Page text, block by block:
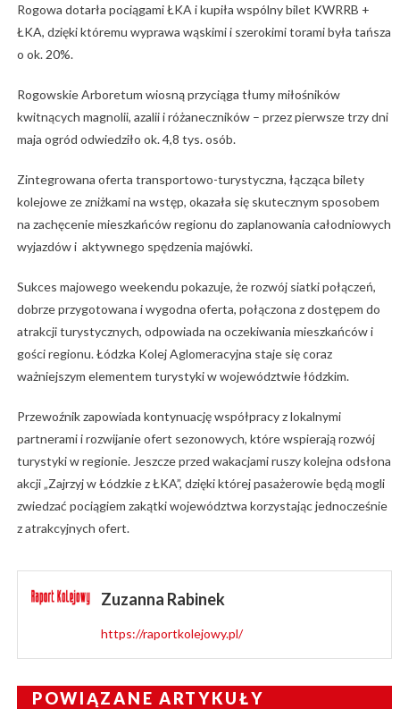
Rogowa dotarła pociągami ŁKA i kupiła wspólny bilet KWRRB +
ŁKA, dzięki któremu wyprawa wąskimi i szerokimi torami była tańsza
o ok. 20%.
Rogowskie Arboretum wiosną przyciąga tłumy miłośników
kwitnących magnolii, azalii i różaneczników – przez pierwsze trzy dni
maja ogród odwiedziło ok. 4,8 tys. osób.
Zintegrowana oferta transportowo-turystyczna, łącząca bilety
kolejowe ze zniżkami na wstęp, okazała się skutecznym sposobem
na zachęcenie mieszkańców regionu do zaplanowania całodniowych
wyjazdów i aktywnego spędzenia majówki.
Sukces majowego weekendu pokazuje, że rozwój siatki połączeń,
dobrze przygotowana i wygodna oferta, połączona z dostępem do
atrakcji turystycznych, odpowiada na oczekiwania mieszkańców i
gości regionu. Łódzka Kolej Aglomeracyjna staje się coraz
ważniejszym elementem turystyki w województwie łódzkim.
Przewoźnik zapowiada kontynuację współpracy z lokalnymi
partnerami i rozwijanie ofert sezonowych, które wspierają rozwój
turystyki w regionie. Jeszcze przed wakacjami ruszy kolejna odsłona
akcji „Zajrzyj w Łódzkie z ŁKA”, dzięki której pasażerowie będą mogli
zwiedzać pociągiem zakątki województwa korzystając jednocześnie
z atrakcyjnych ofert.
Zuzanna Rabinek
https://raportkolejowy.pl/
POWIĄZANE ARTYKUŁY